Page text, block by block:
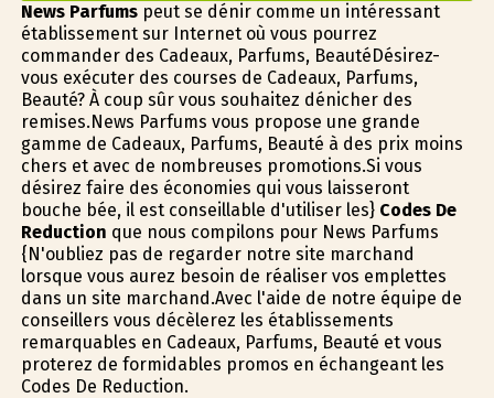
News Parfumspeut se définir comme un intéressant
établissement sur Internet où vous pourrez
commander des Cadeaux, Parfums, BeautéDésirez-
vous exécuter des courses de Cadeaux, Parfums,
Beauté? À coup sûr vous souhaitez dénicher des
remises.News Parfums vous propose une grande
gamme de Cadeaux, Parfums, Beauté à des prix moins
chers et avec de nombreuses promotions.Si vous
désirez faire des économies qui vous laisseront
bouche bée, il est conseillable d'utiliser les} Codes De
Reduction que nous compilons pour News Parfums
{N'oubliez pas de regarder notre site marchand
lorsque vous aurez besoin de réaliser vos emplettes
dans un site marchand.Avec l'aide de notre équipe de
conseillers vous décèlerez les établissements
remarquables en Cadeaux, Parfums, Beauté et vous
profiterez de formidables promos en échangeant les
Codes De Reduction.